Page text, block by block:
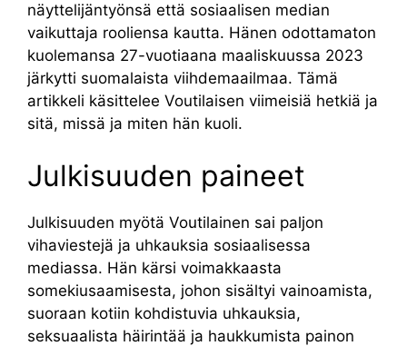
näyttelijäntyönsä että sosiaalisen median
vaikuttaja rooliensa kautta. Hänen odottamaton
kuolemansa 27-vuotiaana maaliskuussa 2023
järkytti suomalaista viihdemaailmaa. Tämä
artikkeli käsittelee Voutilaisen viimeisiä hetkiä ja
sitä, missä ja miten hän kuoli.
Julkisuuden paineet
Julkisuuden myötä Voutilainen sai paljon
vihaviestejä ja uhkauksia sosiaalisessa
mediassa. Hän kärsi voimakkaasta
somekiusaamisesta, johon sisältyi vainoamista,
suoraan kotiin kohdistuvia uhkauksia,
seksuaalista häirintää ja haukkumista painon